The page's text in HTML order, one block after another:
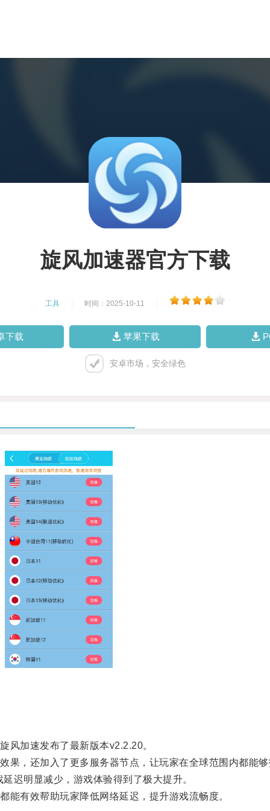
旋风加速器官方下载
工具 时间：2025-10-11
下载 苹果下载
安卓市场，安全绿色
加速发布了最新版本v2.2.20。
还加入了更多服务器节点，让玩家在全球范围内都能够
明显减少，游戏体验得到了极大提升。
有效帮助玩家降低网络延迟，提升游戏流畅度。